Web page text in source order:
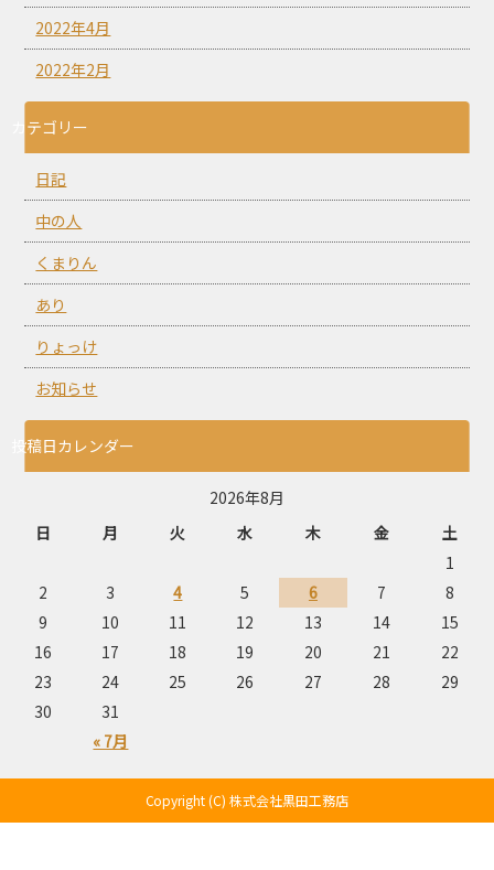
2022年4月
2022年2月
カテゴリー
日記
中の人
くまりん
あり
りょっけ
お知らせ
投稿日カレンダー
2026年8月
日
月 火 水 木 金 土
« 7月
1
2
3 4 5 6 7
8
9
10 11 12 13 14
15
16
17 18 19 20 21
22
23
24 25 26 27 28
29
30
31
Copyright (C) 株式会社黒田工務店